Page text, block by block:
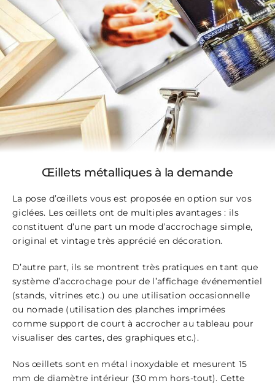
Œillets métalliques à la demande
La pose d’œillets vous est proposée en option sur vos
giclées. Les œillets ont de multiples avantages : ils
constituent d’une part un mode d’accrochage simple,
original et vintage très apprécié en décoration.
D’autre part, ils se montrent très pratiques en tant que
système d’accrochage pour de l’affichage événementiel
(stands, vitrines etc.) ou une utilisation occasionnelle
ou nomade (utilisation des planches imprimées
comme support de court à accrocher au tableau pour
visualiser des cartes, des graphiques etc.).
Nos œillets sont en métal inoxydable et mesurent 15
mm de diamètre intérieur (30 mm hors-tout). Cette